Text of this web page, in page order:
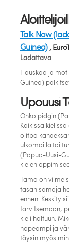
Talk Now
Guinea),
Ladattava
Hauskaa ja
Guinea)
Upouusi
Onko pidgin
Kaikissa
olitpa
ulkomailla tai
(Papua-Uusi-
kielen
Tämä on
tasan samoja
ennen. Keskity
tarvitsemaan;
kieli haltuun.
nopeampi ja
täysin myös